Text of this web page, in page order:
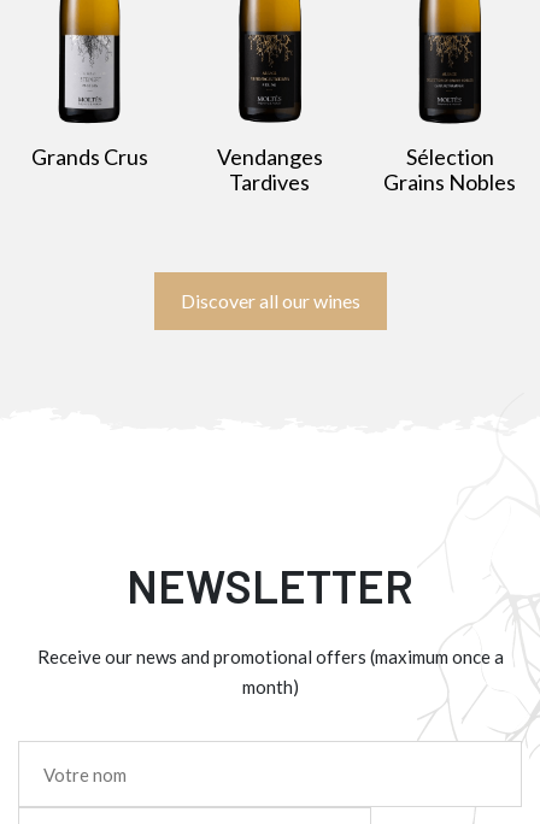
Grands Crus
Vendanges
Tardives
Sélection
Grains Nobles
Discover all our wines
NEWSLETTER
Receive our news and promotional offers (maximum once a
month)